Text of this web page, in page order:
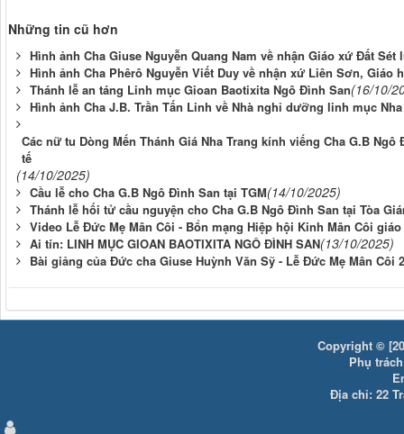
Những tin cũ hơn
Hình ảnh Cha Giuse Nguyễn Quang Nam về nhận Giáo xứ Đất Sét
Hình ảnh Cha Phêrô Nguyễn Viết Duy về nhận xứ Liên Sơn, Giáo
Thánh lễ an táng Linh mục Gioan Baotixita Ngô Đình San(16/10/
Hình ảnh Cha J.B. Trần Tấn Linh về Nhà nghỉ dưỡng linh mục
Các nữ tu Dòng Mến Thánh Giá Nha Trang kính viếng Cha G.B
tế
(14/10/2025)
Cầu lễ cho Cha G.B Ngô Đình San tại TGM(14/10/2025)
Thánh lễ hối tử cầu nguyện cho Cha G.B Ngô Đình San tại Tòa
Video Lễ Đức Mẹ Mân Côi - Bổn mạng Hiệp hội Kinh Mân Côi giáo
Ai tín: LINH MỤC GIOAN BAOTIXITA NGÔ ĐÌNH SAN(13/10/2025)
Bài giảng của Đức cha Giuse Huỳnh Văn Sỹ - Lễ Đức Mẹ Mân Côi
Copyright ©
Phụ
Địa chỉ: 22